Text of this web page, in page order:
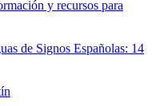
y recursos para
de Signos Españolas: 14